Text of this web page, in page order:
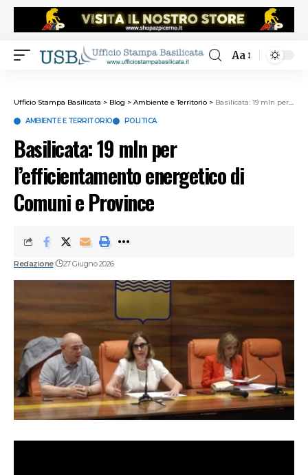
Aa
Ufficio Stampa Basilicata > Blog > Ambiente e Territorio > Basilicata: 19 mln per l’efficientamento energetico di Comuni e Province
AMBIENTE E TERRITORIO POLITICA
Basilicata: 19 mln per
l’efficientamento energetico di
Comuni e Province
Redazione 27 Giugno 2026